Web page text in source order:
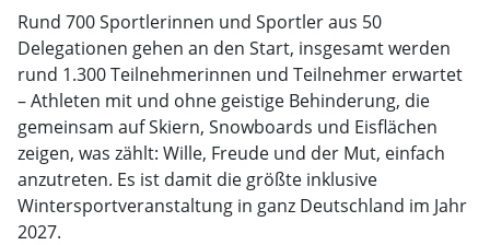
Rund 700 Sportlerinnen und Sportler aus 50
Delegationen gehen an den Start, insgesamt werden
rund 1.300 Teilnehmerinnen und Teilnehmer erwartet
– Athleten mit und ohne geistige Behinderung, die
gemeinsam auf Skiern, Snowboards und Eisflächen
zeigen, was zählt: Wille, Freude und der Mut, einfach
anzutreten. Es ist damit die größte inklusive
Wintersportveranstaltung in ganz Deutschland im Jahr
2027.